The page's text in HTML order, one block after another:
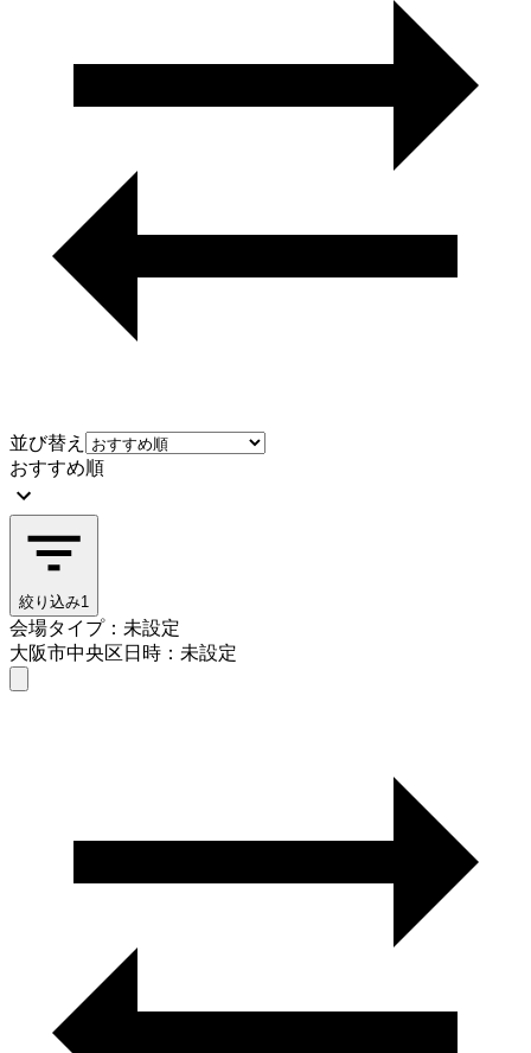
並び替え
おすすめ順
絞り込み1
会場タイプ：未設定
大阪市中央区日時：未設定